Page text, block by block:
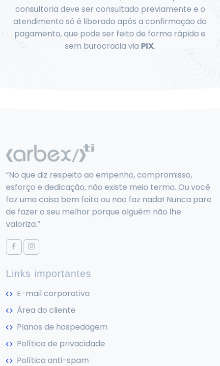
consultoria deve ser consultado previamente e o
atendimento só é liberado após a confirmação do
pagamento, que pode ser feito de forma rápida e
sem burocracia via PIX.
“No que diz respeito ao empenho, compromisso,
esforço e dedicação, não existe meio termo. Ou você
faz uma coisa bem feita ou não faz nada! Nunca pare
de fazer o seu melhor porque alguém não lhe
valoriza.”
Links importantes
E-mail corporativo
Área do cliente
Planos de hospedagem
Política de privacidade
Política anti-spam